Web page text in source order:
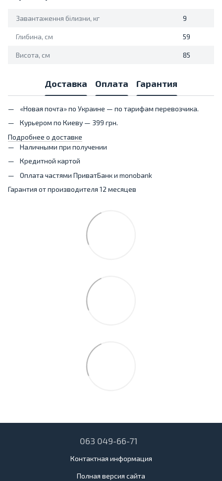
Завантаження білизни, кг 9
Глибина, см 59
Висота, см 85
Доставка Оплата Гарантия
«Новая почта» по Украине — по тарифам перевозчика.
Курьером по Киеву — 399 грн.
Подробнее о доставке
Наличными при получении
Кредитной картой
Оплата частями ПриватБанк и monobank
Гарантия от производителя 12 месяцев
063 049-66-71
Контактная информация
Полная версия сайта